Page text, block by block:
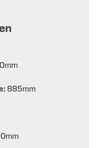
mm
885mm
mm